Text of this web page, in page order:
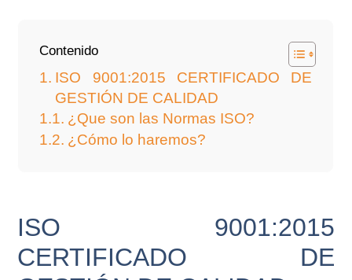
Contenido
ISO 9001:2015 CERTIFICADO DE
GESTIÓN DE CALIDAD
¿Que son las Normas ISO?
¿Cómo lo haremos?
ISO 9001:2015
CERTIFICADO DE